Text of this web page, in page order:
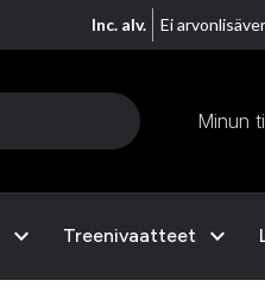
Inc. alv. Ei
Minun
expand_more Treenivaatteet expand_more